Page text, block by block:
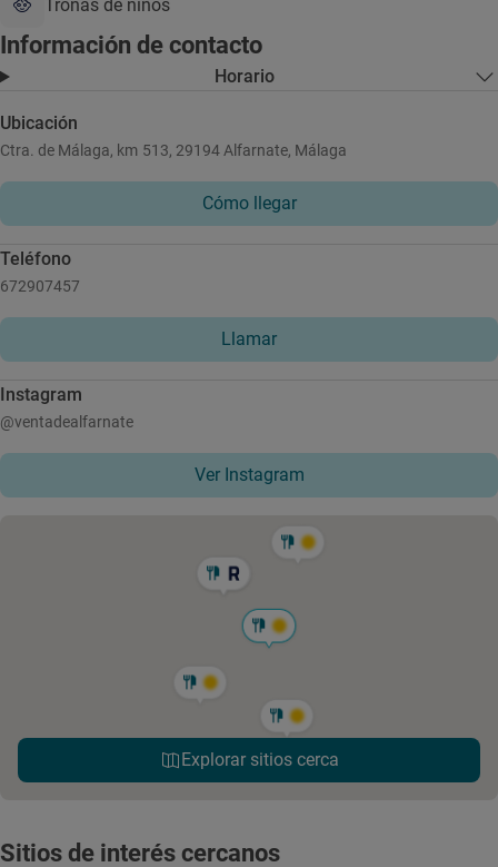
Tronas de niños
Información de contacto
Horario
Ubicación
Ctra. de Málaga, km 513, 29194 Alfarnate, Málaga
Cómo llegar
Teléfono
672907457
Llamar
Instagram
@ventadealfarnate
Ver Instagram
Explorar sitios cerca
Sitios de interés cercanos